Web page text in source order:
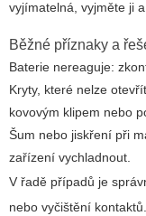
vyjímatelná, vyjměte ji
Běžné příznaky a
Baterie nereaguje:
Kryty, které nelze
kovovým klipem nebo
Šum nebo jiskření při
zařízení vychladnout.
V řadě případů je
nebo vyčištění